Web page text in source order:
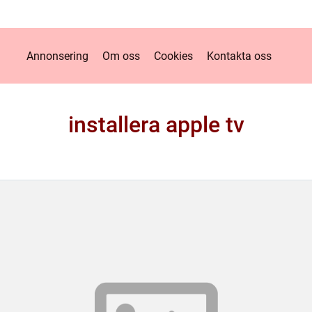
Annonsering Om oss Cookies Kontakta oss
installera apple tv